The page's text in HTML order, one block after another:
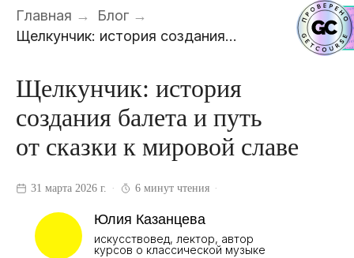
Главная → Блог →
Щелкунчик: история создания...
Щелкунчик: история
создания балета и путь
от сказки к мировой славе
31 марта 2026 г. 6 минут чтения
Юлия Казанцева
искусствовед, лектор, автор
курсов о классической музыке